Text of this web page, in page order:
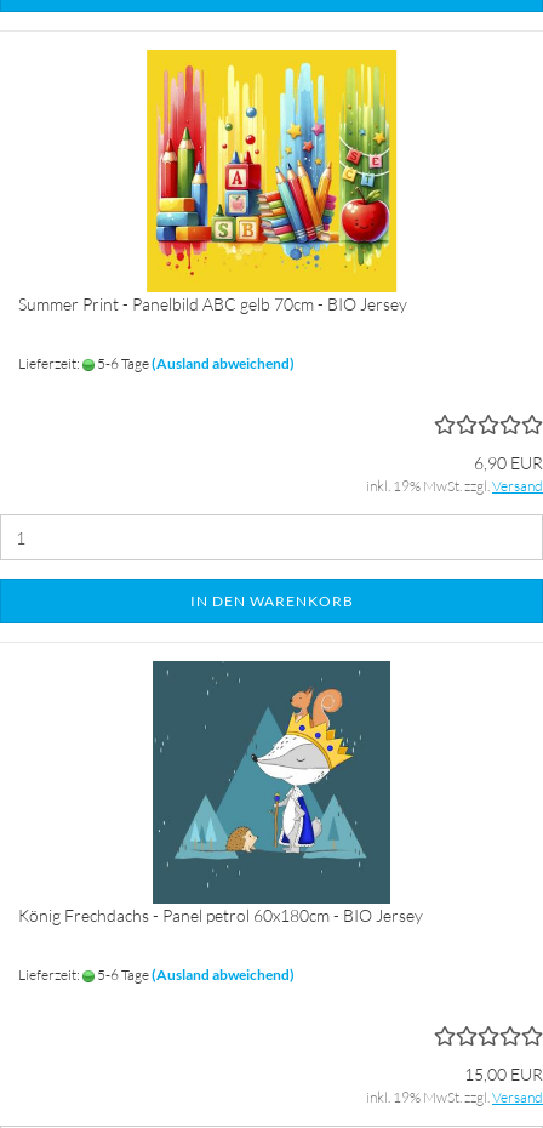
Summer Print - Panelbild ABC gelb 70cm - BIO Jersey
Lieferzeit: 5-6 Tage(Ausland abweichend)
6,90 EUR
inkl. 19% MwSt. zzgl.Versand
IN DEN WARENKORB
König Frechdachs - Panel petrol 60x180cm - BIO Jersey
Lieferzeit: 5-6 Tage(Ausland abweichend)
15,00 EUR
inkl. 19% MwSt. zzgl.Versand